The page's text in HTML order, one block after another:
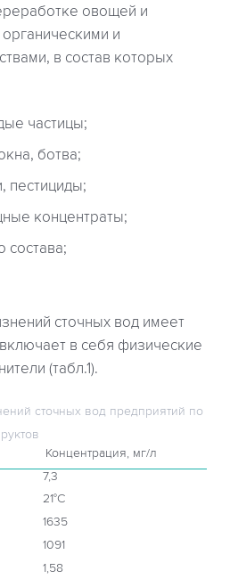
овощей и
и
в состав которых
частицы;
ботва;
пестициды;
концентраты;
состава;
сточных вод имеет
в себя физические
(табл.1).
сточных вод предприятий по
Концентрация, мг/л
7,3
21°С
1635
1091
1,58